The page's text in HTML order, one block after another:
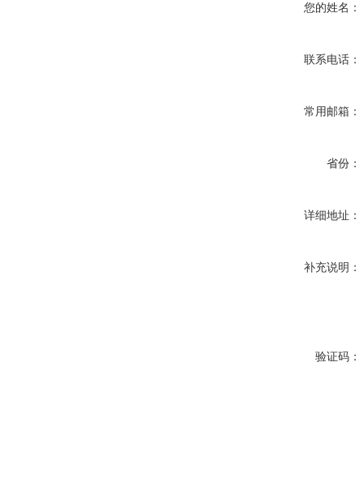
您的姓名：
联系电话：
常用邮箱：
省份：
详细地址：
补充说明：
验证码：